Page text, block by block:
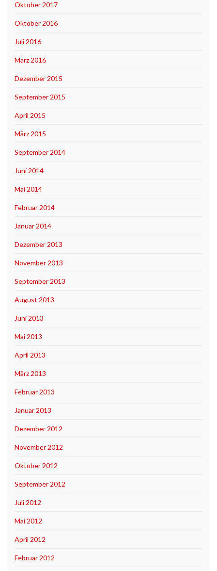
Oktober 2017
Oktober 2016
Juli 2016
März 2016
Dezember 2015
September 2015
April 2015
März 2015
September 2014
Juni 2014
Mai 2014
Februar 2014
Januar 2014
Dezember 2013
November 2013
September 2013
August 2013
Juni 2013
Mai 2013
April 2013
März 2013
Februar 2013
Januar 2013
Dezember 2012
November 2012
Oktober 2012
September 2012
Juli 2012
Mai 2012
April 2012
Februar 2012